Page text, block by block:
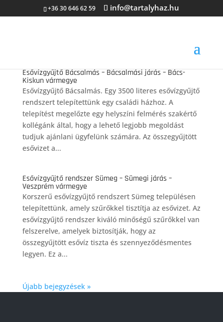
+36 30 646 62 59 info@tartalyhaz.hu
Esővízgyűjtő Bácsalmás – Bácsalmási járás – Bács-
Kiskun vármegye
Esővízgyűjtő Bácsalmás. Egy 3500 literes esővízgyűjtő
rendszert telepítettünk egy családi házhoz. A
telepítést megelőzte egy helyszíni felmérés szakértő
kollégánk által, hogy a lehető legjobb megoldást
tudjuk ajánlani ügyfelünk számára. Az összegyűjtött
esővizet a...
Esővízgyűjtő rendszer Sümeg – Sümegi járás –
Veszprém vármegye
Korszerű esővízgyűjtő rendszert Sümeg településen
telepítettünk, amely szűrőkkel tisztítja az esővizet. Az
esővízgyűjtő rendszer kiváló minőségű szűrőkkel van
felszerelve, amelyek biztosítják, hogy az
összegyűjtött esővíz tiszta és szennyeződésmentes
legyen. Ez a...
Újabb bejegyzések »